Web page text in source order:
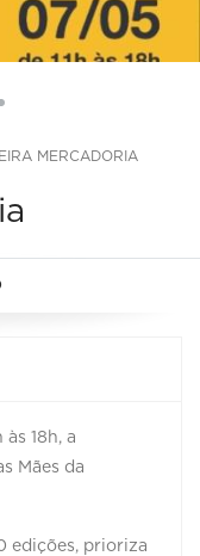
MERCADORIA
18h, a
Mães da
edições, prioriza